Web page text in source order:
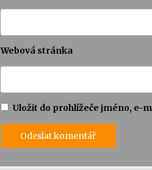
Webová stránka
Uložit do prohlížeče jméno, e-